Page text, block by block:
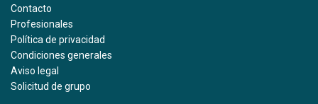
Contacto
Profesionales
Política de privacidad
Condiciones generales
Aviso legal
Solicitud de grupo